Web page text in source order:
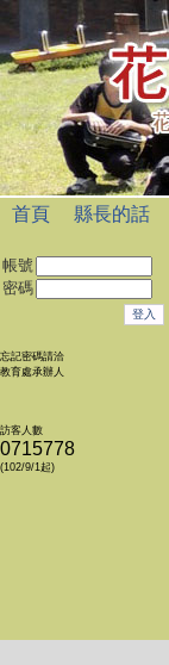
首頁 縣長的話
帳號
密碼
忘記密碼請洽
教育處承辦人
訪客人數
0715778
(102/9/1起)